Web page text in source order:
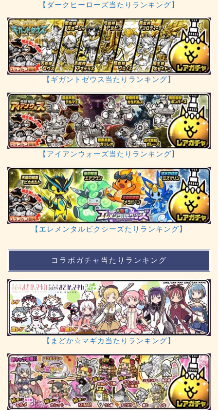
【ダークヒーローズ当たりランキング】
【ギガントゼウス当たりランキング】
【アイアンウォーズ当たりランキング】
【エレメンタルピクシーズたりランキング】
コラボガチャ当たりランキング
【まどか☆マギカ当たりランキング】